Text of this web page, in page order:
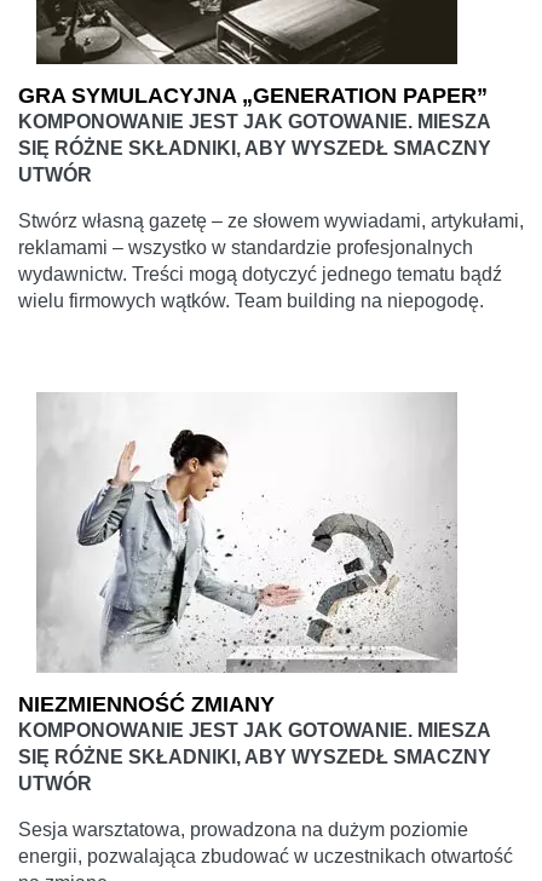
GRA SYMULACYJNA „GENERATION PAPER”
KOMPONOWANIE JEST JAK GOTOWANIE. MIESZA
SIĘ RÓŻNE SKŁADNIKI, ABY WYSZEDŁ SMACZNY
UTWÓR
Stwórz własną gazetę – ze słowem wywiadami, artykułami,
reklamami – wszystko w standardzie profesjonalnych
wydawnictw. Treści mogą dotyczyć jednego tematu bądź
wielu firmowych wątków. Team building na niepogodę.
NIEZMIENNOŚĆ ZMIANY
KOMPONOWANIE JEST JAK GOTOWANIE. MIESZA
SIĘ RÓŻNE SKŁADNIKI, ABY WYSZEDŁ SMACZNY
UTWÓR
Sesja warsztatowa, prowadzona na dużym poziomie
energii, pozwalająca zbudować w uczestnikach otwartość